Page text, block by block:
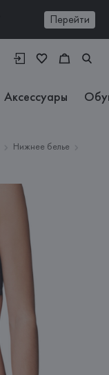
Перейти
Аксессуары
Нижнее белье